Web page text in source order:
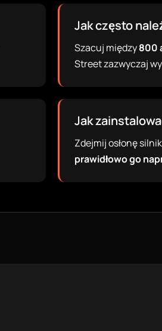
Jak często
Szacuj między800
Street zazwyczaj
Jak
Zdejmij osłonę
prawidłowo go